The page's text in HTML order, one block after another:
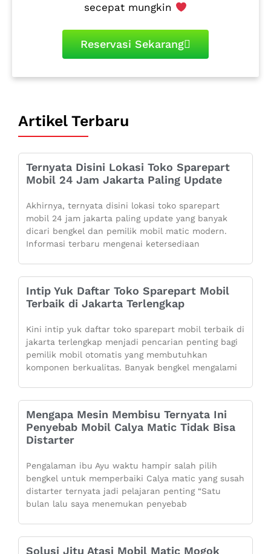
secepat mungkin
Reservasi Sekarang
Artikel Terbaru
Ternyata Disini Lokasi Toko Sparepart
Mobil 24 Jam Jakarta Paling Update
Akhirnya, ternyata disini lokasi toko sparepart
mobil 24 jam jakarta paling update yang banyak
dicari bengkel dan pemilik mobil matic modern.
Informasi terbaru mengenai ketersediaan
Intip Yuk Daftar Toko Sparepart Mobil
Terbaik di Jakarta Terlengkap
Kini intip yuk daftar toko sparepart mobil terbaik di
jakarta terlengkap menjadi pencarian penting bagi
pemilik mobil otomatis yang membutuhkan
komponen berkualitas. Banyak bengkel mengalami
Mengapa Mesin Membisu Ternyata Ini
Penyebab Mobil Calya Matic Tidak Bisa
Distarter
Pengalaman ibu Ayu waktu hampir salah pilih
bengkel untuk memperbaiki Calya matic yang susah
distarter ternyata jadi pelajaran penting “Satu
bulan lalu saya menemukan penyebab
Solusi Jitu Atasi Mobil Matic Mogok